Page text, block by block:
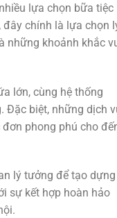
lựa chọn bữa tiệc
đây chính là lựa chọn
những khoảnh khắc
lớn, cùng hệ thống
Đặc biệt, những dịch
phong phú cho
lý tưởng để tạo dựng
sự kết hợp hoàn hảo